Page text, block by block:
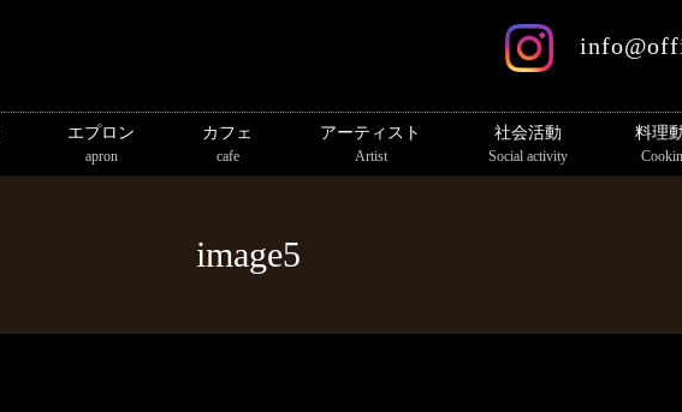
エプロン
apron
カフェ
cafe
アーティスト
Artist
社会活動
Social activity
料理
image5